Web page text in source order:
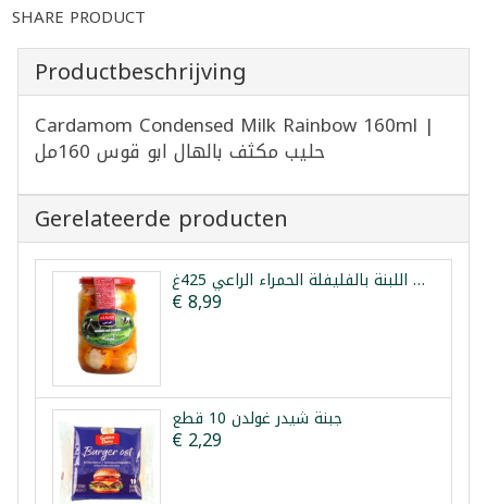
SHARE PRODUCT
Productbeschrijving
Cardamom Condensed Milk Rainbow 160ml |
حليب مكثف بالهال ابو قوس 160مل
Gerelateerde producten
كرات اللبنة بالفليفلة الحمراء الراعي 425غ
€ 8,99
جبنة شيدر غولدن 10 قطع
€ 2,29